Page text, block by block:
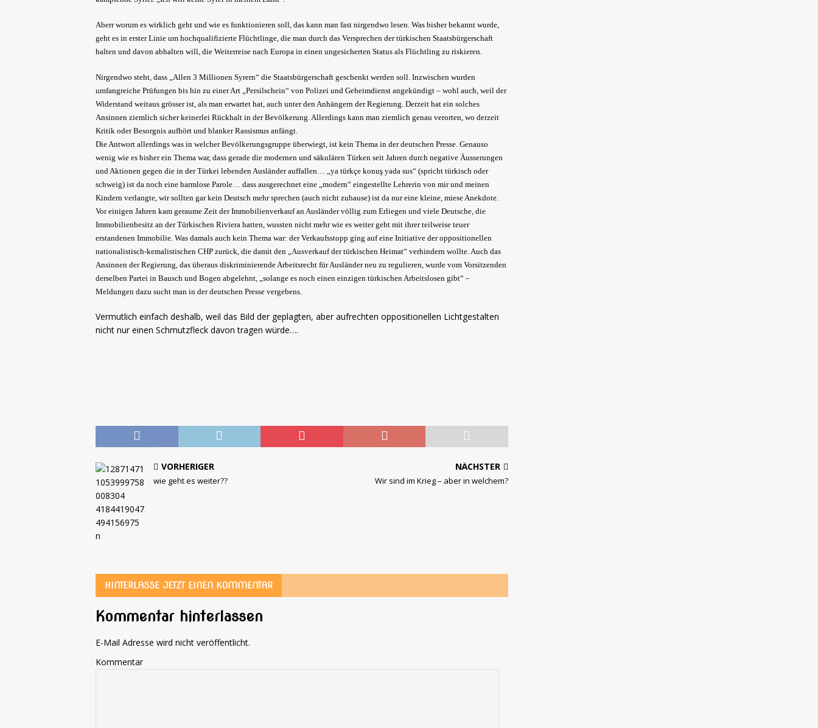
Aberr worum es wirklich geht und wie es funktionieren soll, das kann man fast nirgendwo lesen. Was bisher bekannt wurde,
geht es in erster Linie um hochqualifizierte Flüchtlinge, die man durch das Versprechen der türkischen Staatsbürgerschaft
halten und davon abhalten will, die Weiterreise nach Europa in einen ungesicherten Status als Flüchtling zu riskieren.
Nirgendwo steht, dass „Allen 3 Millionen Syrern“ die Staatsbürgerschaft geschenkt werden soll. Inzwischen wurden
umfangreiche Prüfungen bis hin zu einer Art „Persilschein“ von Polizei und Geheimdienst angekündigt – wohl auch, weil der
Widerstand weitaus grösser ist, als man erwartet hat, auch unter den Anhängern der Regierung. Derzeit hat ein solches
Ansinnen ziemlich sicher keinerlei Rückhalt in der Bevölkerung. Allerdings kann man ziemlich genau verorten, wo derzeit
Kritik oder Besorgnis aufhört und blanker Rassismus anfängt.
Die Antwort allerdings was in welcher Bevölkerungsgruppe überwiegt, ist kein Thema in der deutschen Presse. Genauso
wenig wie es bisher ein Thema war, dass gerade die modernen und säkulären Türken seit Jahren durch negative Äusserungen
und Aktionen gegen die in der Türkei lebenden Ausländer auffallen… „ya türkçe konuş yada sus“ (spricht türkisch oder
schweig) ist da noch eine harmlose Parole… dass ausgerechnet eine „modern“ eingestellte Lehrerin von mir und meinen
Kindern verlangte, wir sollten gar kein Deutsch mehr sprechen (auch nicht zuhause) ist da nur eine kleine, miese Anekdote.
Vor einigen Jahren kam geraume Zeit der Immobilienverkauf an Ausländer völlig zum Erliegen und viele Deutsche, die
Immobilienbesitz an der Türkischen Riviera hatten, wussten nicht mehr wie es weiter geht mit ihrer teilweise teuer
erstandenen Immobilie. Was damals auch kein Thema war: der Verkaufsstopp ging auf eine Initiative der oppositionellen
nationalistisch-kemalistischen CHP zurück, die damit den „Ausverkauf der türkischen Heimat“ verhindern wollte. Auch das
Ansinnen der Regierung, das überaus diskriminierende Arbeitsrecht für Ausländer neu zu regulieren, wurde vom Vorsitzenden
derselben Partei in Bausch und Bogen abgelehnt, „solange es noch einen einzigen türkischen Arbeitslosen gibt“ –
Meldungen dazu sucht man in der deutschen Presse vergebens.
Vermutlich einfach deshalb, weil das Bild der geplagten, aber aufrechten oppositionellen Lichtgestalten
nicht nur einen Schmutzfleck davon tragen würde….
VORHERIGER
wie geht es weiter??
NÄCHSTER
Wir sind im Krieg – aber in welchem?
HINTERLASSE JETZT EINEN KOMMENTAR
Kommentar hinterlassen
E-Mail Adresse wird nicht veröffentlicht.
Kommentar